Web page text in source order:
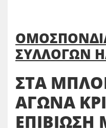
ΣΥΛΛΟΓΩΝ
ΣΤΑ
ΑΓΩΝΑ
ΕΠΙΒΙΩΣΗ